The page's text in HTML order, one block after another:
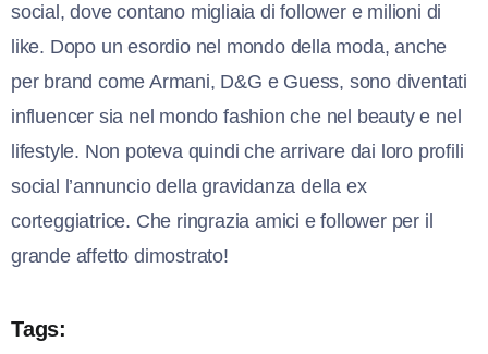
social, dove contano migliaia di follower e milioni di
like. Dopo un esordio nel mondo della moda, anche
per brand come Armani, D&G e Guess, sono diventati
influencer sia nel mondo fashion che nel beauty e nel
lifestyle. Non poteva quindi che arrivare dai loro profili
social l’annuncio della gravidanza della ex
corteggiatrice. Che ringrazia amici e follower per il
grande affetto dimostrato!
Tags: